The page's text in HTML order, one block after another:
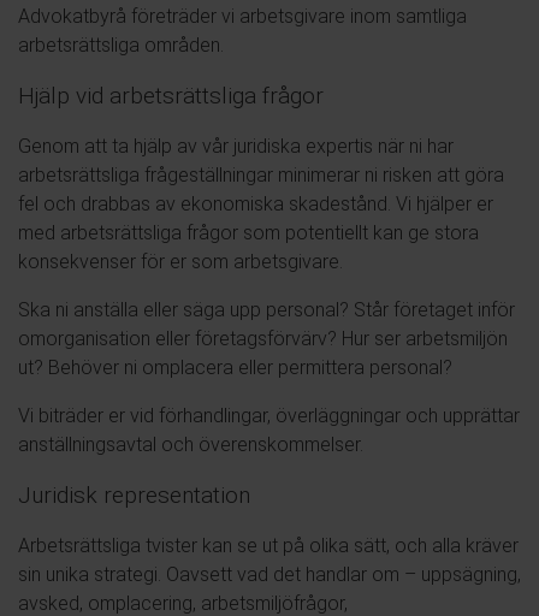
Advokatbyrå företräder vi arbetsgivare inom samtliga
arbetsrättsliga områden.
Hjälp vid arbetsrättsliga frågor
Genom att ta hjälp av vår juridiska expertis när ni har
arbetsrättsliga frågeställningar minimerar ni risken att göra
fel och drabbas av ekonomiska skadestånd. Vi hjälper er
med arbetsrättsliga frågor som potentiellt kan ge stora
konsekvenser för er som arbetsgivare.
Ska ni anställa eller säga upp personal? Står företaget inför
omorganisation eller företagsförvärv? Hur ser arbetsmiljön
ut? Behöver ni omplacera eller permittera personal?
Vi biträder er vid förhandlingar, överläggningar och upprättar
anställningsavtal och överenskommelser.
Juridisk representation
Arbetsrättsliga tvister kan se ut på olika sätt, och alla kräver
sin unika strategi. Oavsett vad det handlar om – uppsägning,
avsked, omplacering, arbetsmiljöfrågor,